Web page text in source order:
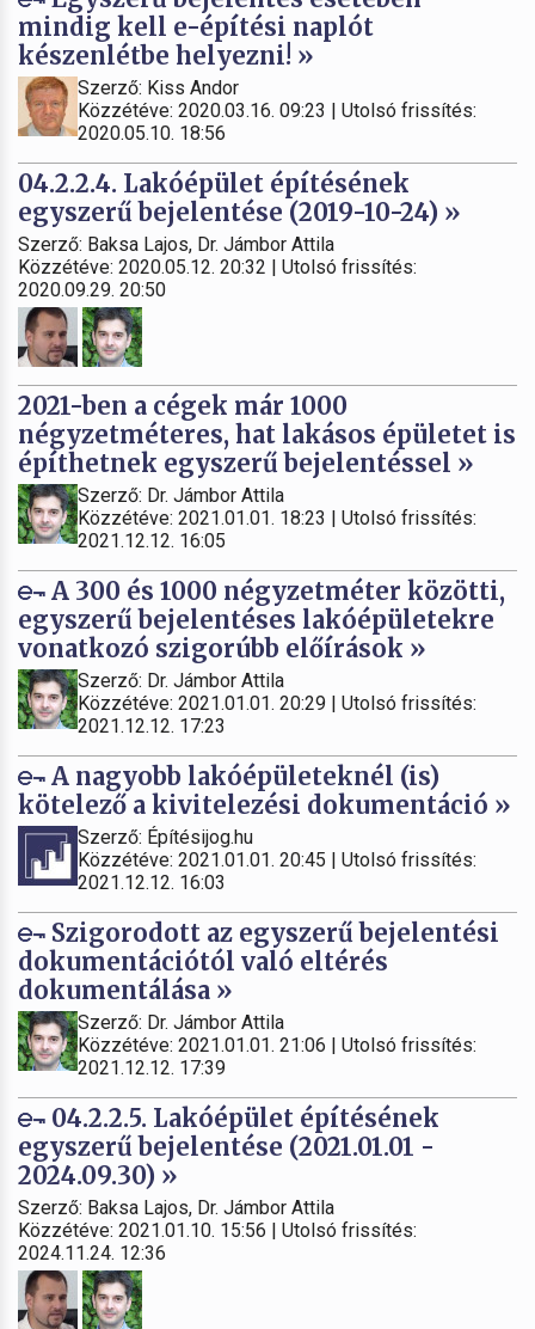
mindig kell e-építési naplót
készenlétbe helyezni! »
Szerző: Kiss Andor
Közzétéve: 2020.03.16. 09:23 | Utolsó frissítés:
2020.05.10. 18:56
04.2.2.4. Lakóépület építésének
egyszerű bejelentése (2019-10-24) »
Szerző: Baksa Lajos, Dr. Jámbor Attila
Közzétéve: 2020.05.12. 20:32 | Utolsó frissítés:
2020.09.29. 20:50
2021-ben a cégek már 1000
négyzetméteres, hat lakásos épületet is
építhetnek egyszerű bejelentéssel »
Szerző: Dr. Jámbor Attila
Közzétéve: 2021.01.01. 18:23 | Utolsó frissítés:
2021.12.12. 16:05
A 300 és 1000 négyzetméter közötti,
egyszerű bejelentéses lakóépületekre
vonatkozó szigorúbb előírások »
Szerző: Dr. Jámbor Attila
Közzétéve: 2021.01.01. 20:29 | Utolsó frissítés:
2021.12.12. 17:23
A nagyobb lakóépületeknél (is)
kötelező a kivitelezési dokumentáció »
Szerző: Építésijog.hu
Közzétéve: 2021.01.01. 20:45 | Utolsó frissítés:
2021.12.12. 16:03
Szigorodott az egyszerű bejelentési
dokumentációtól való eltérés
dokumentálása »
Szerző: Dr. Jámbor Attila
Közzétéve: 2021.01.01. 21:06 | Utolsó frissítés:
2021.12.12. 17:39
04.2.2.5. Lakóépület építésének
egyszerű bejelentése (2021.01.01 -
2024.09.30) »
Szerző: Baksa Lajos, Dr. Jámbor Attila
Közzétéve: 2021.01.10. 15:56 | Utolsó frissítés:
2024.11.24. 12:36